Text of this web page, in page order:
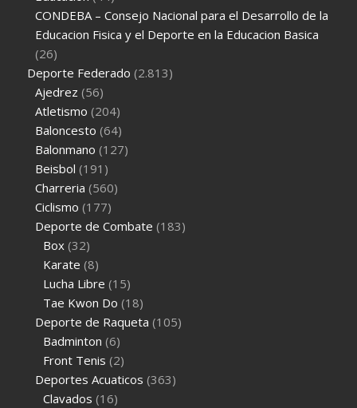
CONDEBA – Consejo Nacional para el Desarrollo de la
Educacion Fisica y el Deporte en la Educacion Basica
(26)
Deporte Federado (2.813)
Ajedrez (56)
Atletismo (204)
Baloncesto (64)
Balonmano (127)
Beisbol (191)
Charreria (560)
Ciclismo (177)
Deporte de Combate (183)
Box (32)
Karate (8)
Lucha Libre (15)
Tae Kwon Do (18)
Deporte de Raqueta (105)
Badminton (6)
Front Tenis (2)
Deportes Acuaticos (363)
Clavados (16)